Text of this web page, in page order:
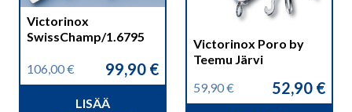
Victorinox
SwissChamp/1.6795
106,00€
Alkuperäinen99,90 €
Nykyinen
LISÄÄ
Victorinox Poro by
Teemu Järvi
59,90€
Alkuperäinen52,90 €
Nykyinen